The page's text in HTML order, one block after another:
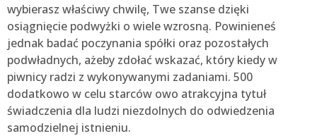
wybierasz właściwy chwilę, Twe szanse dzięki
osiągnięcie podwyżki o wiele wzrosną. Powinieneś
jednak badać poczynania spółki oraz pozostałych
podwładnych, ażeby zdołać wskazać, który kiedy w
piwnicy radzi z wykonywanymi zadaniami. 500
dodatkowo w celu starców owo atrakcyjna tytuł
świadczenia dla ludzi niezdolnych do odwiedzenia
samodzielnej istnieniu.